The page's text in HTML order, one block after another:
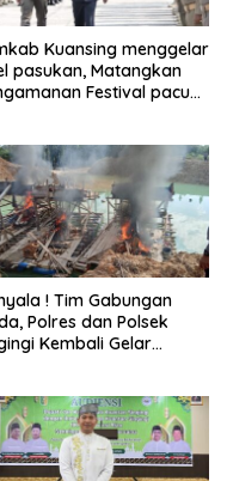
Kuansing menggelar
pasukan, Matangkan
Festival pacu
! Tim Gabungan
Polres dan Polsek
Kembali Gelar